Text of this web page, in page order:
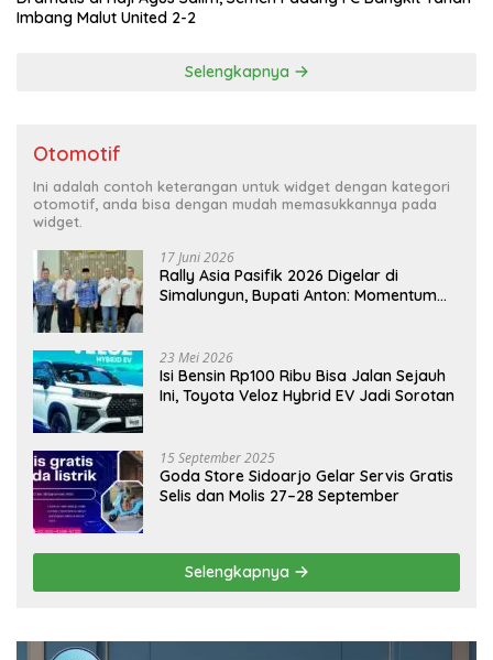
Imbang Malut United 2-2
Selengkapnya
Otomotif
Ini adalah contoh keterangan untuk widget dengan kategori
otomotif, anda bisa dengan mudah memasukkannya pada
widget.
17 Juni 2026
Rally Asia Pasifik 2026 Digelar di
Simalungun, Bupati Anton: Momentum
23 Mei 2026
Isi Bensin Rp100 Ribu Bisa Jalan Sejauh
Ini, Toyota Veloz Hybrid EV Jadi Sorotan
15 September 2025
Goda Store Sidoarjo Gelar Servis Gratis
Selis dan Molis 27–28 September
Selengkapnya